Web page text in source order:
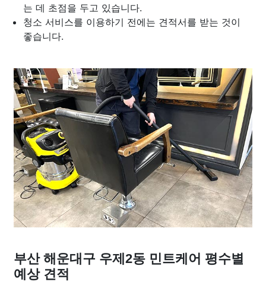
는 데 초점을 두고 있습니다.
청소 서비스를 이용하기 전에는 견적서를 받는 것이
좋습니다.
부산 해운대구 우제2동 민트케어 평수별
예상 견적